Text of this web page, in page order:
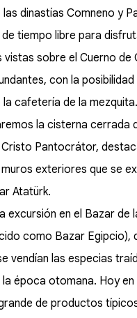
dinastías Comneno y
tiempo libre para
vistas sobre el Cuerno de
con la
cafetería de la mezquita.
la cisterna cerrada
Pantocrátor,
exteriores que se
Atatürk.
excursión en el Bazar de
como Bazar Egipcio),
vendían las especias
época otomana. Hoy en
de productos